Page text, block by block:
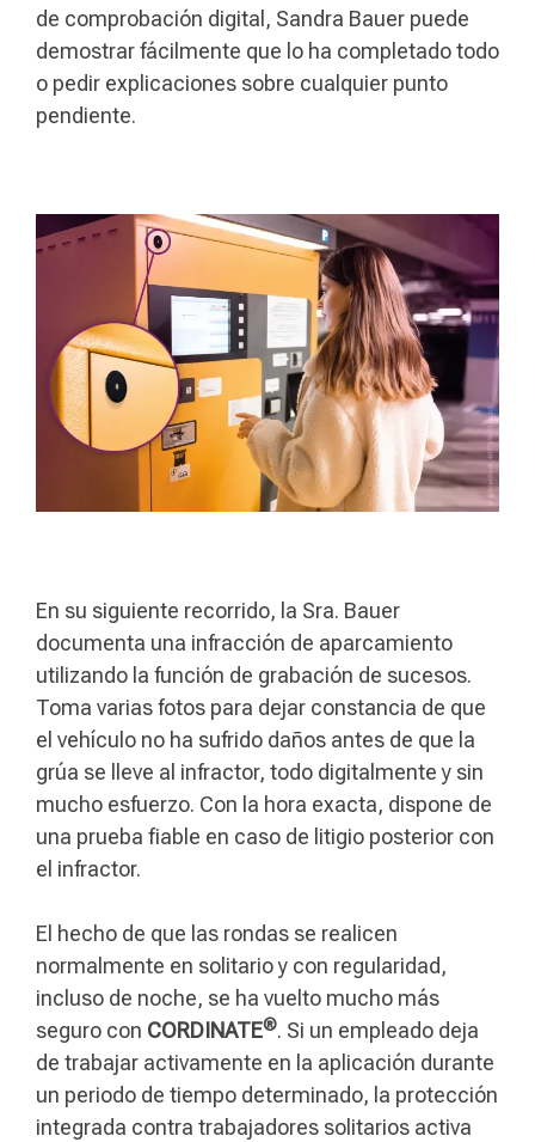
de comprobación digital, Sandra Bauer puede
demostrar fácilmente que lo ha completado todo
o pedir explicaciones sobre cualquier punto
pendiente.
En su siguiente recorrido, la Sra. Bauer
documenta una infracción de aparcamiento
utilizando la función de grabación de sucesos.
Toma varias fotos para dejar constancia de que
el vehículo no ha sufrido daños antes de que la
grúa se lleve al infractor, todo digitalmente y sin
mucho esfuerzo. Con la hora exacta, dispone de
una prueba fiable en caso de litigio posterior con
el infractor.
El hecho de que las rondas se realicen
normalmente en solitario y con regularidad,
incluso de noche, se ha vuelto mucho más
seguro con CORDINATE®. Si un empleado deja
de trabajar activamente en la aplicación durante
un periodo de tiempo determinado, la protección
integrada contra trabajadores solitarios activa